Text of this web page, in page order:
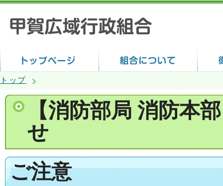
トップ
【消防部局 消防本
せ
ご注意